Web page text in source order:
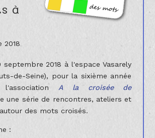
à
2018
septembre 2018 à l'espace Vasarely
de-Seine), pour la sixième année
l'association A la croisée de
une série de rencontres, ateliers et
des mots croisés.
: